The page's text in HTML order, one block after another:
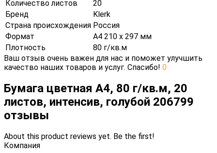
Количество листов
20
Бренд
Klerk
Страна происхождения Россия
Формат
А4 210 х 297 мм
Плотность
80 г/кв.м
Ваш отзыв очень важен для нас и поможет улучшить
качество наших товаров и услуг. Спасибо! 0
Бумага цветная А4, 80 г/кв.м, 20
листов, интенсив, голубой 206799
отзывы
About this product reviews yet. Be the first!
Компания